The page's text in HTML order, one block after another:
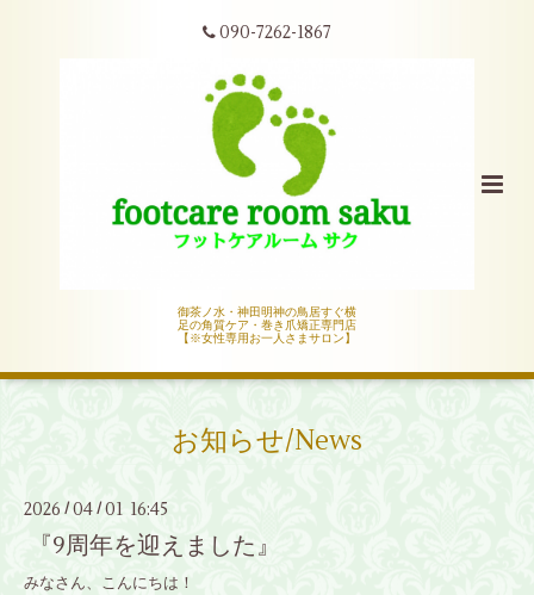
090-7262-1867
御茶ノ水・神田明神の鳥居すぐ横
足の角質ケア・巻き爪矯正専門店
【※女性専用お一人さまサロン】
お知らせ/News
2026 /04 / 01 16:45
『9周年を迎えました』
みなさん、こんにちは！